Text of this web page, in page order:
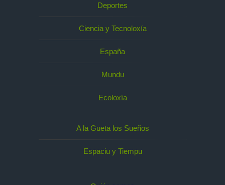
Deportes
Ciencia y Tecnoloxía
España
Mundu
Ecoloxía
A la Gueta los Sueños
Espaciu y Tiempu